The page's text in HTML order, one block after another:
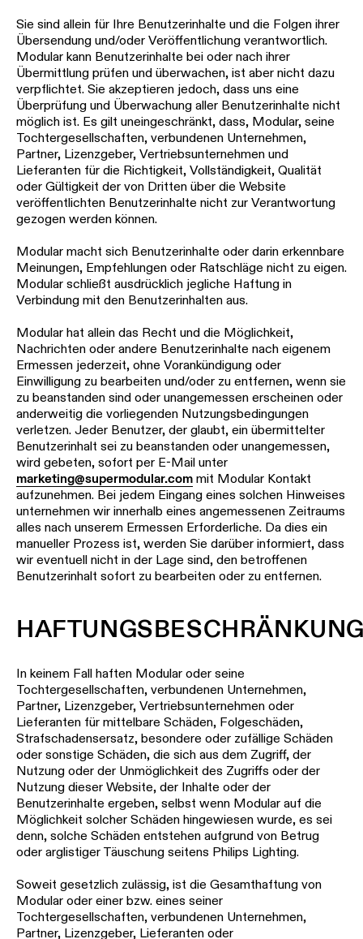
Sie sind allein für Ihre Benutzerinhalte und die Folgen ihrer
Übersendung und/oder Veröffentlichung verantwortlich.
Modular kann Benutzerinhalte bei oder nach ihrer
Übermittlung prüfen und überwachen, ist aber nicht dazu
verpflichtet. Sie akzeptieren jedoch, dass uns eine
Überprüfung und Überwachung aller Benutzerinhalte nicht
möglich ist. Es gilt uneingeschränkt, dass, Modular, seine
Tochtergesellschaften, verbundenen Unternehmen,
Partner, Lizenzgeber, Vertriebsunternehmen und
Lieferanten für die Richtigkeit, Vollständigkeit, Qualität
oder Gültigkeit der von Dritten über die Website
veröffentlichten Benutzerinhalte nicht zur Verantwortung
gezogen werden können.
Modular macht sich Benutzerinhalte oder darin erkennbare
Meinungen, Empfehlungen oder Ratschläge nicht zu eigen.
Modular schließt ausdrücklich jegliche Haftung in
Verbindung mit den Benutzerinhalten aus.
Modular hat allein das Recht und die Möglichkeit,
Nachrichten oder andere Benutzerinhalte nach eigenem
Ermessen jederzeit, ohne Vorankündigung oder
Einwilligung zu bearbeiten und/oder zu entfernen, wenn sie
zu beanstanden sind oder unangemessen erscheinen oder
anderweitig die vorliegenden Nutzungsbedingungen
verletzen. Jeder Benutzer, der glaubt, ein übermittelter
Benutzerinhalt sei zu beanstanden oder unangemessen,
wird gebeten, sofort per E-Mail unter
marketing@supermodular.com mit Modular Kontakt
aufzunehmen. Bei jedem Eingang eines solchen Hinweises
unternehmen wir innerhalb eines angemessenen Zeitraums
alles nach unserem Ermessen Erforderliche. Da dies ein
manueller Prozess ist, werden Sie darüber informiert, dass
wir eventuell nicht in der Lage sind, den betroffenen
Benutzerinhalt sofort zu bearbeiten oder zu entfernen.
In keinem Fall haften Modular oder seine
Tochtergesellschaften, verbundenen Unternehmen,
Partner, Lizenzgeber, Vertriebsunternehmen oder
Lieferanten für mittelbare Schäden, Folgeschäden,
Strafschadensersatz, besondere oder zufällige Schäden
oder sonstige Schäden, die sich aus dem Zugriff, der
Nutzung oder der Unmöglichkeit des Zugriffs oder der
Nutzung dieser Website, der Inhalte oder der
Benutzerinhalte ergeben, selbst wenn Modular auf die
Möglichkeit solcher Schäden hingewiesen wurde, es sei
denn, solche Schäden entstehen aufgrund von Betrug
oder arglistiger Täuschung seitens Philips Lighting.
Soweit gesetzlich zulässig, ist die Gesamthaftung von
Modular oder einer bzw. eines seiner
Tochtergesellschaften, verbundenen Unternehmen,
Partner, Lizenzgeber, Lieferanten oder